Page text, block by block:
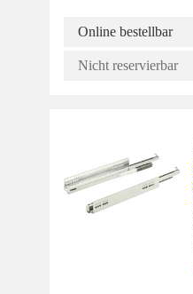
Online bestellbar
Nicht reservierbar